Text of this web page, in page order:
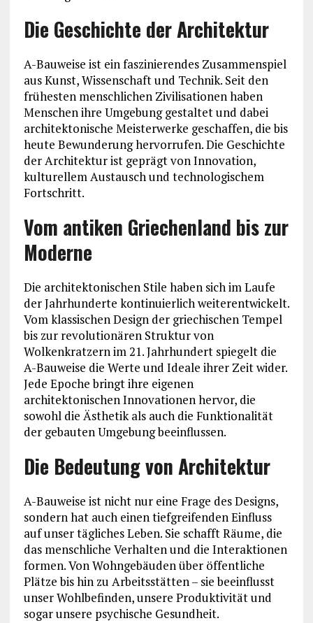
Die Geschichte der Architektur
A-Bauweise ist ein faszinierendes Zusammenspiel
aus Kunst, Wissenschaft und Technik. Seit den
frühesten menschlichen Zivilisationen haben
Menschen ihre Umgebung gestaltet und dabei
architektonische Meisterwerke geschaffen, die bis
heute Bewunderung hervorrufen. Die Geschichte
der Architektur ist geprägt von Innovation,
kulturellem Austausch und technologischem
Fortschritt.
Vom antiken Griechenland bis zur
Moderne
Die architektonischen Stile haben sich im Laufe
der Jahrhunderte kontinuierlich weiterentwickelt.
Vom klassischen Design der griechischen Tempel
bis zur revolutionären Struktur von
Wolkenkratzern im 21. Jahrhundert spiegelt die
A-Bauweise die Werte und Ideale ihrer Zeit wider.
Jede Epoche bringt ihre eigenen
architektonischen Innovationen hervor, die
sowohl die Ästhetik als auch die Funktionalität
der gebauten Umgebung beeinflussen.
Die Bedeutung von Architektur
A-Bauweise ist nicht nur eine Frage des Designs,
sondern hat auch einen tiefgreifenden Einfluss
auf unser tägliches Leben. Sie schafft Räume, die
das menschliche Verhalten und die Interaktionen
formen. Von Wohngebäuden über öffentliche
Plätze bis hin zu Arbeitsstätten – sie beeinflusst
unser Wohlbefinden, unsere Produktivität und
sogar unsere psychische Gesundheit.